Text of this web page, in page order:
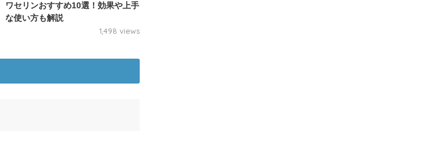
ワセリンおすすめ10選！効果や上手
な使い方も解説
1,498 views